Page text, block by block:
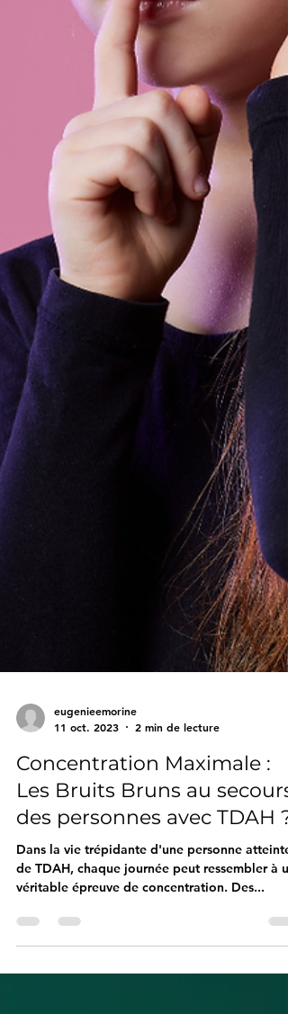
11 oct. 2023
2 min de lecture
Concentration Maximale :
Les Bruits Bruns au secours
des personnes avec TDAH ?
Dans la vie trépidante d'une personne atteinte
véritable épreuve de concentration. Des...